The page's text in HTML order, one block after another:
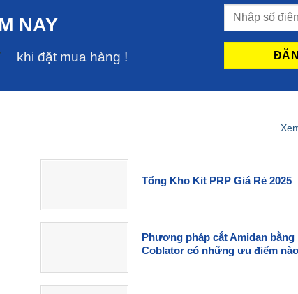
NAY
khi đặt mua hàng !
Tổng Kho Kit PRP Giá Rẻ 2025
Phương pháp cắt Amidan bằng
Coblator có những ưu điểm